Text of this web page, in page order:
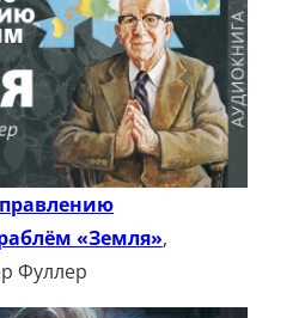
«Земля»,
Фуллер